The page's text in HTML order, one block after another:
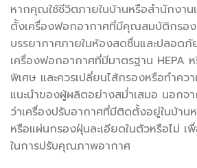
หากคุณใช้ชีวิตภายในบ้านหรือสำนักงา
ตั้งเครื่องฟอกอากาศที่มีคุณสมบัติกรอง
บรรยากาศภายในห้องสดชื่นและปลอดภั
เครื่องฟอกอากาศที่มีมาตรฐาน HEPA
พิเศษ และควรเปลี่ยนไส้กรองหรือทำคว
แนะนำของผู้ผลิตอย่างสม่ำเสมอ นอกจ
ว่าเครื่องปรับอากาศที่มีติดตั้งอยู่ในบ้าน
หรือแผ่นกรองฝุ่นละเอียดในตัวหรือไม่ เ
ในการปรับคุณภาพอากาศ